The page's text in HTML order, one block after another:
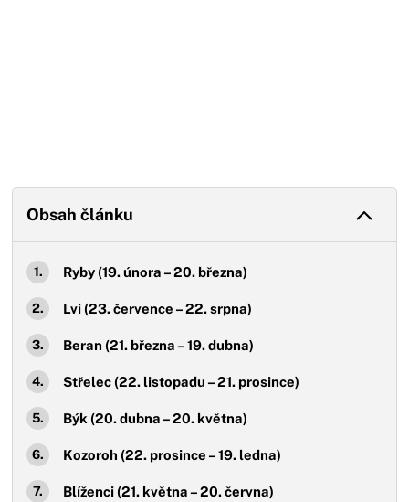
Obsah článku
Ryby (19. února – 20. března)
Lvi (23. července – 22. srpna)
Beran (21. března – 19. dubna)
Střelec (22. listopadu – 21. prosince)
Býk (20. dubna – 20. května)
Kozoroh (22. prosince – 19. ledna)
Blíženci (21. května – 20. června)